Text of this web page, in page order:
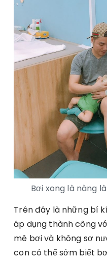
Bơi xong là nàng
Trên đây là những bí
áp dụng thành công
mê bơi và không sợ
con có thể sớm biết